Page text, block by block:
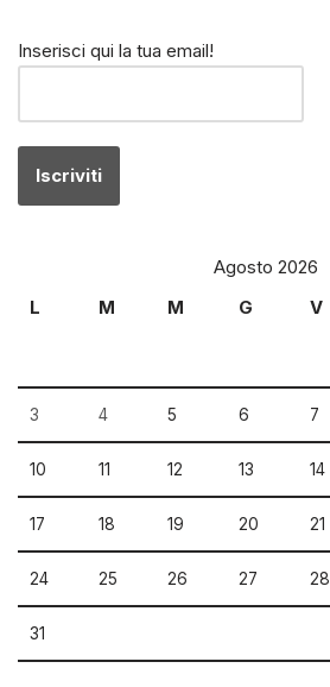
Inserisci qui la tua email!
Agosto 2026
L
M M G V
3 4 5 6 7
10 11 12 13 14
17 18 19 20 21
24 25 26 27 28
31